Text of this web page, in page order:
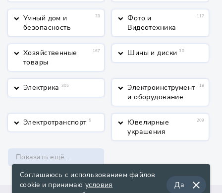
keyboard_arrow_down Умный дом и
безопасность
78 keyboard_arrow_down Фото и
Видеотехника
117
keyboard_arrow_down Хозяйственные
товары
167 keyboard_arrow_down Шины и диски 30
keyboard_arrow_down Электрика 305 keyboard_arrow_down Электроинструмент
и оборудование
18
keyboard_arrow_down Электротранспорт 5 keyboard_arrow_down Ювелирные
украшения
209
Показать ещё...
Соглашаюсь с использованием файлов
cookie и принимаю условия
Да close